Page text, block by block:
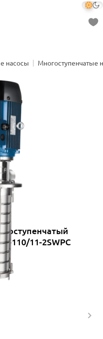
насосы Многоступенчатые
110/11-2SWPC